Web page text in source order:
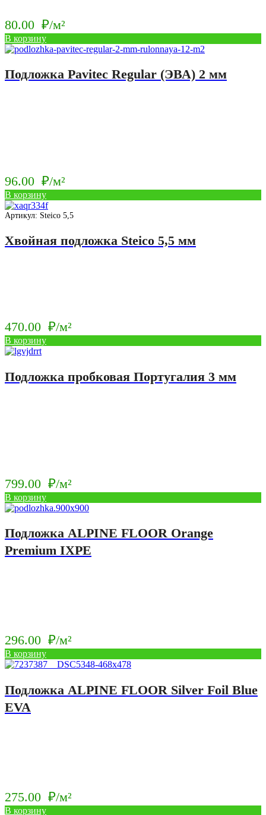
80.00 ₽/м²
В корзину
Подложка Pavitec Regular (ЭВА) 2 мм
96.00 ₽/м²
В корзину
Артикул: Steico 5,5
Хвойная подложка Steico 5,5 мм
470.00 ₽/м²
В корзину
Подложка пробковая Португалия 3 мм
799.00 ₽/м²
В корзину
Подложка ALPINE FLOOR Orange
Premium IXPE
296.00 ₽/м²
В корзину
Подложка ALPINE FLOOR Silver Foil Blue
EVA
275.00 ₽/м²
В корзину